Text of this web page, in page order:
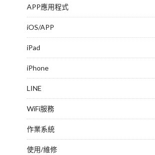
APP應用程式
iOS/APP
iPad
iPhone
LINE
WiFi服務
作業系統
使用/維修